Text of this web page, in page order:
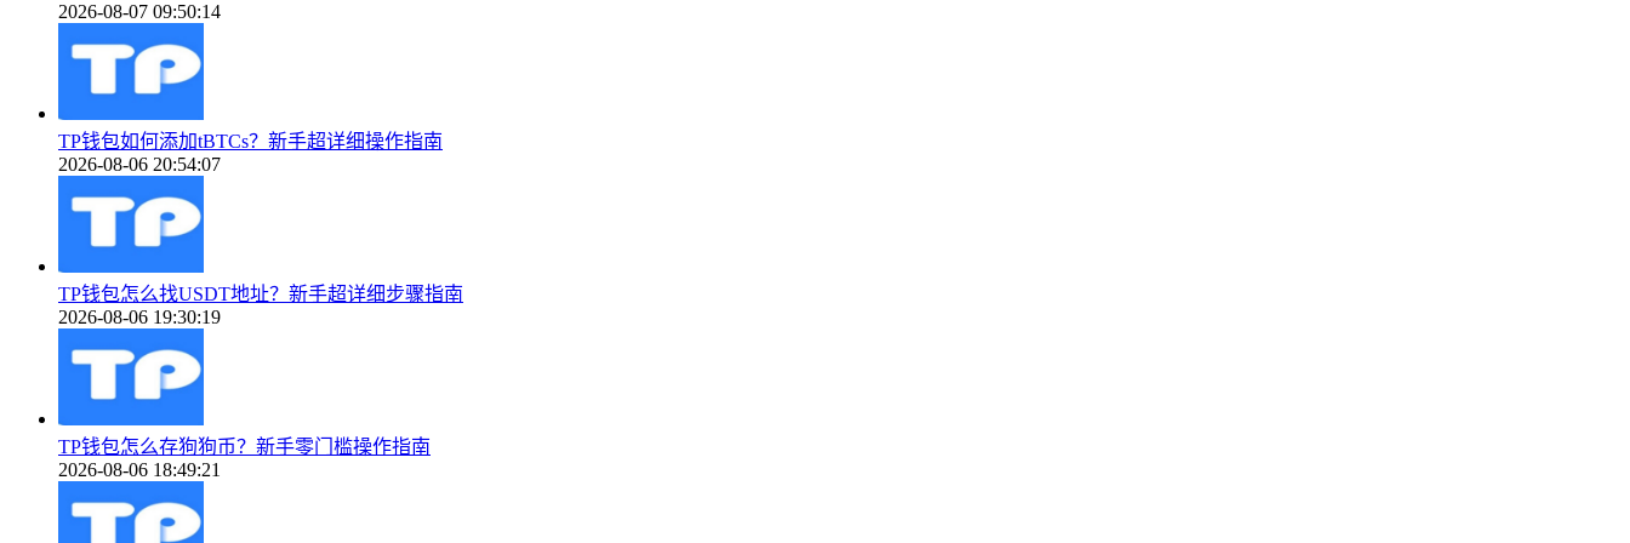
2026-08-07 09:50:14
TP钱包如何添加tBTCs？新手超详细操作指南
2026-08-06 20:54:07
TP钱包怎么找USDT地址？新手超详细步骤指南
2026-08-06 19:30:19
TP钱包怎么存狗狗币？新手零门槛操作指南
2026-08-06 18:49:21